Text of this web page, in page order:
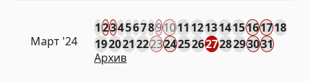
Март '24
123456789101112131415161718
19202122232425262728293031
Архив